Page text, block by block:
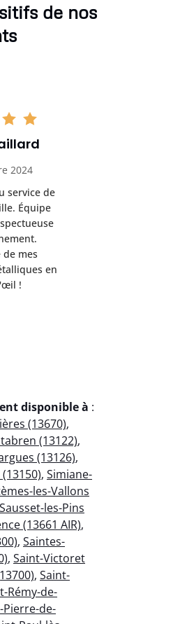
de nos
2024
service de
Équipe
de mes
en
!
disponible à :
(13670),
(13122),
(13126),
, Simiane-
les-Vallons
Sausset-les-Pins
(13661 AIR),
, Saintes-
, Saint-Victoret
, Saint-
Rémy-de-
Pierre-de-